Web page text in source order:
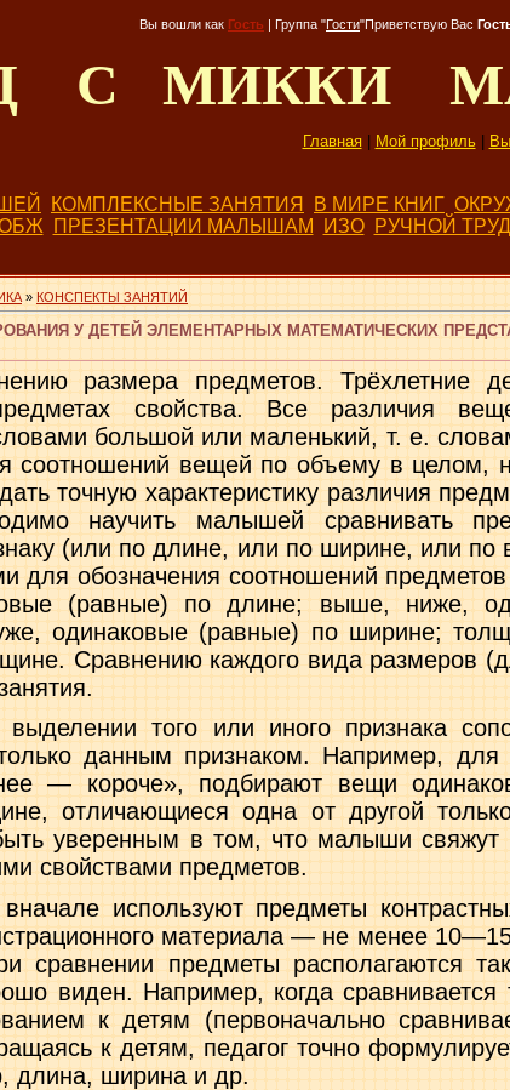
Вы вошли как Гость | Группа "Гости"Приветствую Вас
С МИККИ
Главная| Мой профиль|
КОМПЛЕКСНЫЕ ЗАНЯТИЯ В МИРЕ КНИГ
ПРЕЗЕНТАЦИИ МАЛЫШАМ ИЗО РУЧНОЙ ТРУД
» КОНСПЕКТЫ ЗАНЯТИЙ
У ДЕТЕЙ ЭЛЕМЕНТАРНЫХ МАТЕМАТИЧЕСКИХ
размера предметов. Трёхлетние
свойства. Все различия
большой или маленький, т. е.
соотношений вещей по объему в целом,
точную характеристику различия
научить малышей сравни­вать
(или по длине, или по ширине, или по
для обозначения соотношений
(равные) по длине; выше, ниже,
одинаковые (равные) по ширине;
Срав­нению каждого вида размеров
того или иного признака
данным признаком. Например, для
— коро­че», подбирают вещи
отличающиеся одна от другой
уверенным в том, что малыши
свойствами пред­метов.
используют предметы
материала — не менее
сравнении предметы располагаются
виден. Например, когда
к детям (первоначально
к детям, пе­дагог точно
длина, ширина и др.